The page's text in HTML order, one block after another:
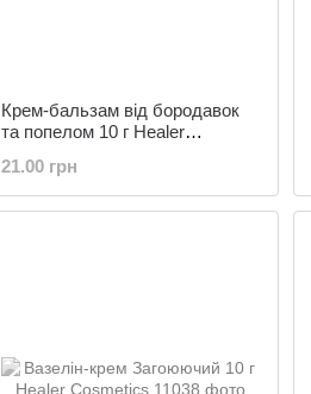
Крем-бальзам від бородавок
та попелом 10 г Healer
21.00 грн